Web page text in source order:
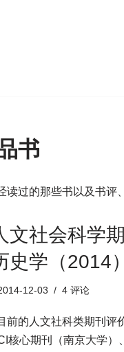
书
读过的那些书以及书评
文社会科学
史学（2014）
12-03 4 评论
前的人文社科类期刊评
核心期刊（南京大学）